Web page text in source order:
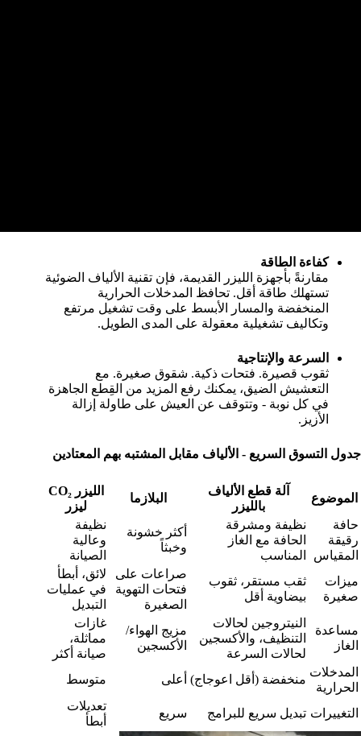
كفاءة الطاقة
مقارنةً بأجهزة الليزر القديمة، فإن تقنية الألياف الضوئية
تستهلك طاقة أقل. تحافظ المدخلات الحرارية
المنخفضة والمسار الأبسط على وقت تشغيل مرتفع
وتكاليف تشغيلية معقولة على المدى الطويل.
السرعة والإنتاجية
ثقوب قصيرة. فتحات ذكية. شقوق صغيرة. مع
التعشيش الضيق، يمكنك رفع المزيد من القِطع الجاهزة
في كل نوبة - وتتوقف عن العيش على طاولة إزالة
الأزيز.
جدول التسوق السريع - الألياف مقابل المشتبه بهم المعتادين
الموضوع
آلة قطع الألياف
بالليزر
البلازما
الليزر CO₂
ليزر
حافة
رقيقة
المقياس
نظيفة ومشرقة
الحافة مع الغاز
المناسب
أكثر خشونة
وخبثاً
نظيفة
وعالية
الصيانة
ميزات
صغيرة
ثقب مستقر، ثقوب
بيضاوية أقل
صراعات على
فتحات التهوية
الصغيرة
لائق، أبطأ
في عمليات
التبديل
مساعدة
الغاز
النيتروجين لحالات
التنظيف، والأكسجين
لحالات السرعة
مزيج الهواء/
الأكسجين
غازات
مماثلة،
صيانة أكثر
المدخلات
الحرارية
منخفضة (أقل اعوجاج) أعلى متوسط
التغييرات تبديل سريع للبرامج سريع
تعديلات
أبطأ